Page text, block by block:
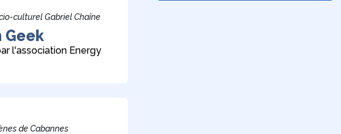
culturel Gabriel Chaîne
Geek
l'association Energy
de Cabannes